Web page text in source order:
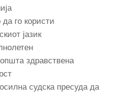
да го користи
јазик
здравствена
судска пресуда да